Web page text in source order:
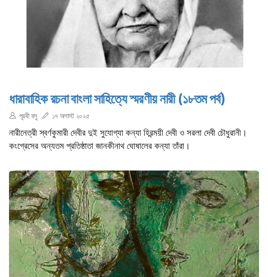
ধারাবাহিক রচনা বাংলা সাহিত্যে স্মরণীয় নারী (১৮তম পর্ব)
পূরবী বসু ১৭ অগাস্ট ২০২৫
নারীনেত্রী স্বর্ণকুমারী দেবীর দুই সুযোগ্যা কন্যা হিরন্ময়ী দেবী ও সরলা দেবী চৌধুরানী।
কংগ্রেসের অন্যতম প্রতিষ্ঠাতা জানকীনাথ ঘোষালের কন্যা তাঁরা।